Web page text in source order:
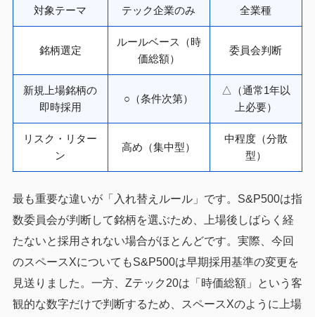
対象テーマ テック企業のみ 全業種
銘柄選定
ルールベース（時
価総額）
委員会判断
新規上場銘柄の
即時採用
○（条件次第）
△（通常1年以
上必要）
リスク・リター
ン
高め（集中型）
中程度（分散
型）
最も重要な違いが「入れ替えルール」です。S&P500は指
数委員会が判断して銘柄を選ぶため、上場後しばらく経
たないと採用されない場合がほとんどです。実際、今回
のスペースXについてもS&P500は早期採用基準の変更を
見送りました。一方、Zテック20は「時価総額」という客
観的な数字だけで判断するため、スペースXのように上場